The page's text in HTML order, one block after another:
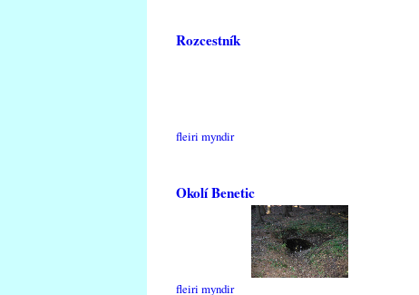
Rozcestník
fleiri myndir
Okolí Benetic
fleiri myndir